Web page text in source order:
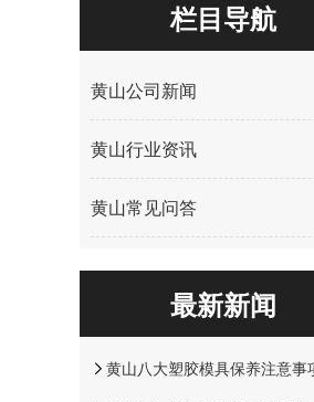
栏目导航
黄山公司新闻
黄山行业资讯
黄山常见问答
最新新闻